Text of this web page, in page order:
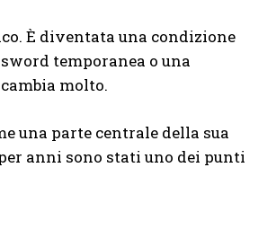
È diventata una condizione
temporanea o una
molto.
una parte centrale della sua
anni sono stati uno dei punti